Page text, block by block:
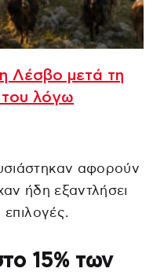
Λέσβο μετά τη
λόγω
αφορούν
ήδη εξαντλήσει
επιλογές.
15% των